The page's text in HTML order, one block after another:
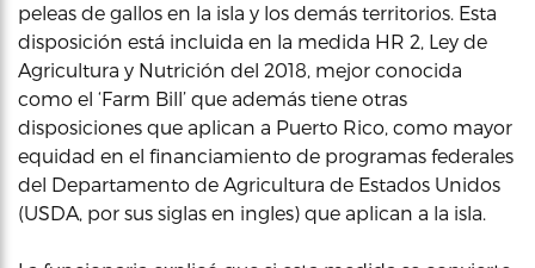
peleas de gallos en la isla y los demás territorios. Esta
disposición está incluida en la medida HR 2, Ley de
Agricultura y Nutrición del 2018, mejor conocida
como el ‘Farm Bill’ que además tiene otras
disposiciones que aplican a Puerto Rico, como mayor
equidad en el financiamiento de programas federales
del Departamento de Agricultura de Estados Unidos
(USDA, por sus siglas en ingles) que aplican a la isla.